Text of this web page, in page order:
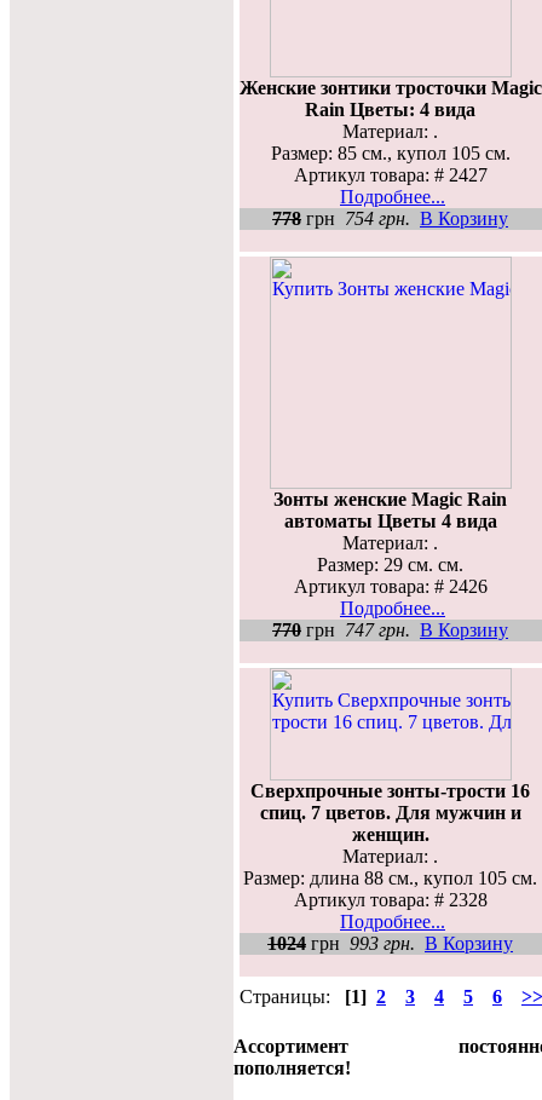
Женские зонтики тросточки Magic
Rain Цветы: 4 вида
Материал: .
Размер: 85 см., купол 105 см.
Артикул товара: # 2427
Подробнее...
778 грн 754 грн. В Корзину
Зонты женские Magic Rain
автоматы Цветы 4 вида
Материал: .
Размер: 29 см. см.
Артикул товара: # 2426
Подробнее...
770 грн 747 грн. В Корзину
Сверхпрочные зонты-трости 16
спиц. 7 цветов. Для мужчин и
женщин.
Материал: .
Размер: длина 88 см., купол 105 см.
Артикул товара: # 2328
Подробнее...
1024 грн 993 грн. В Корзину
Страницы: [1] 2 3 4 5 6 >>
Ассортимент
пополняется!